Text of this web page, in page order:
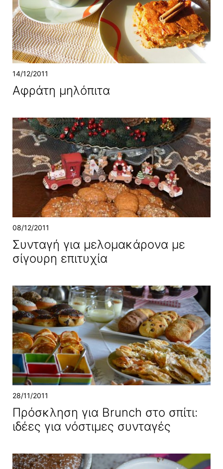
14/12/2011
Αφράτη μηλόπιτα
08/12/2011
Συνταγή για μελομακάρονα με
σίγουρη επιτυχία
28/11/2011
Πρόσκληση για Brunch στο σπίτι:
ιδέες για νόστιμες συνταγές